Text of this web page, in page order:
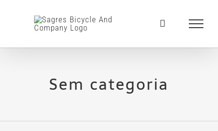
Sem categoria